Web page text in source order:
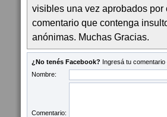
visibles una vez aprobados
comentario que contenga
anónimas. Muchas Gracias.
¿No tenés Facebook? Ingresá tu comentario
Nombre:
Comentario: